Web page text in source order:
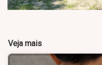
Veja mais